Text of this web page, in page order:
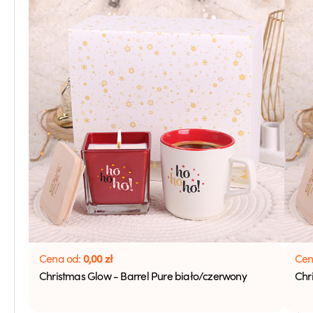
Cena od:0,00zł
Christmas Glow - Barrel Pure biało/czerwony